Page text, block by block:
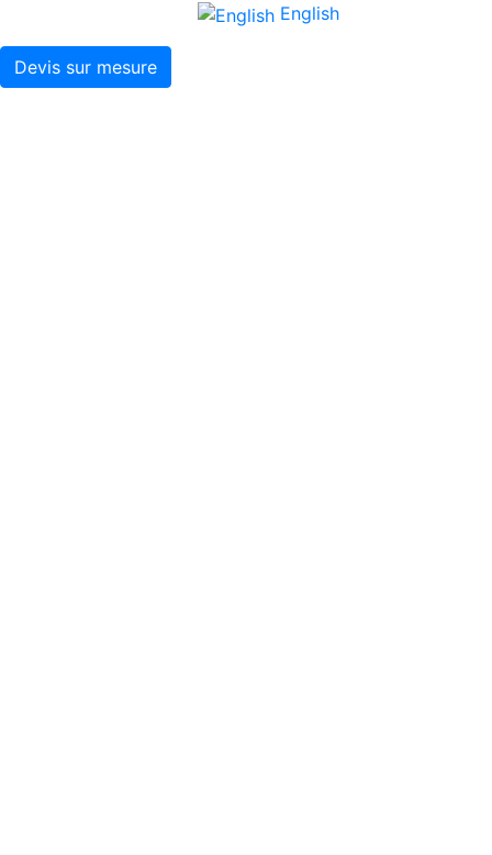
English
Devis sur mesure